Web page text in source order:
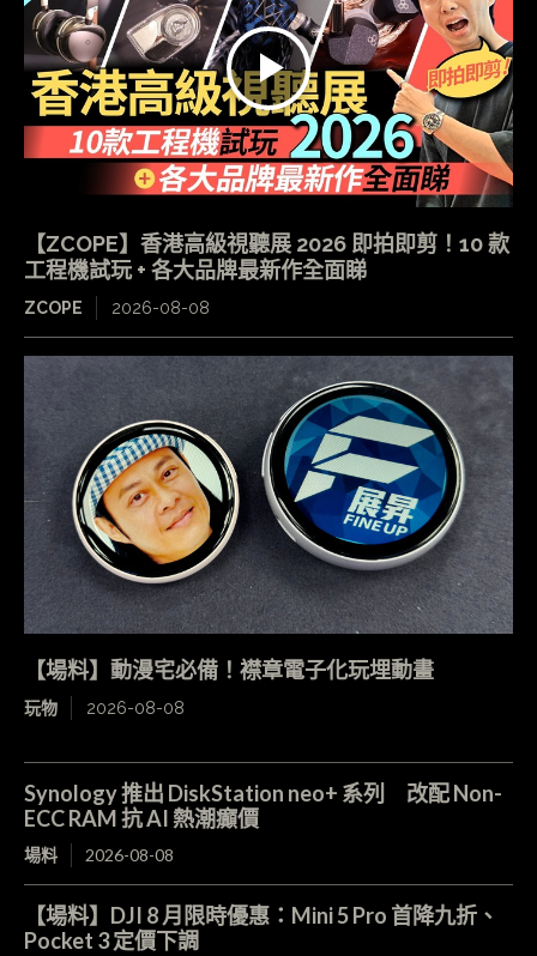
【ZCOPE】香港高級視聽展 2026 即拍即剪！10 款
工程機試玩 + 各大品牌最新作全面睇
ZCOPE 2026-08-08
【場料】動漫宅必備！襟章電子化玩埋動畫
玩物 2026-08-08
Synology 推出 DiskStation neo+ 系列 改配 Non-
ECC RAM 抗 AI 熱潮癲價
場料 2026-08-08
【場料】DJI 8 月限時優惠：Mini 5 Pro 首降九折、
Pocket 3 定價下調